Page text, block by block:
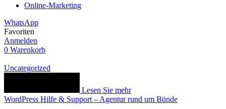
Online-Marketing
WhatsApp
Favoriten
Anmelden
0 Warenkorb
Uncategorized
Lesen Sie mehr
WordPress Hilfe & Support – Agentur rund um Bünde